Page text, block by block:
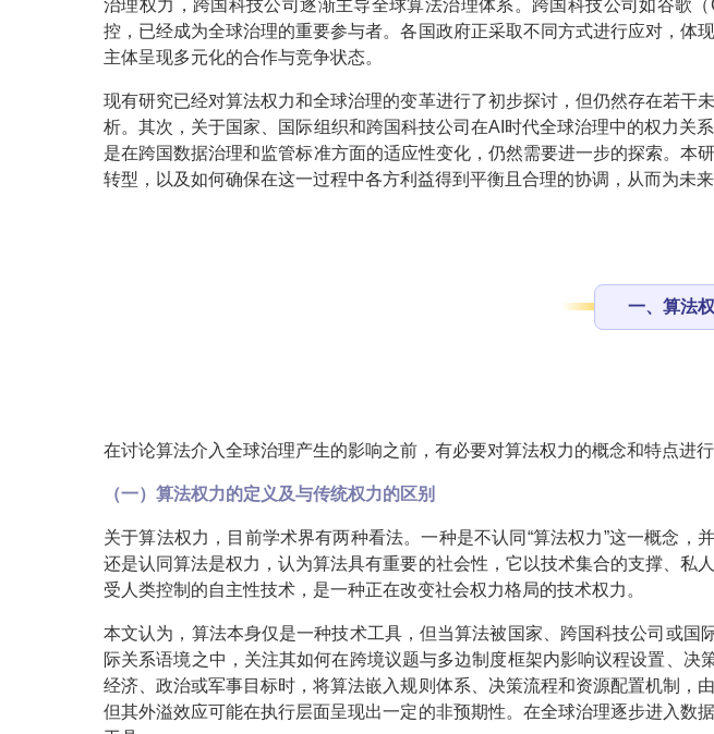
治理权力，跨国科技公司逐渐主导全球算法治理体系。跨国科技公司如谷歌
控，已经成为全球治理的重要参与者。各国政府正采取不同方式进行应对，
主体呈现多元化的合作与竞争状态。
现有研究已经对算法权力和全球治理的变革进行了初步探讨，但仍然存在若
析。其次，关于国家、国际组织和跨国科技公司在AI时代全球治理中的权力关
是在跨国数据治理和监管标准方面的适应性变化，仍然需要进一步的探索。
转型，以及如何确保在这一过程中各方利益得到平衡且合理的协调，从而为未
一、算法
在讨论算法介入全球治理产生的影响之前，有必要对算法权力的概念和特点进行
（一）算法权力的定义及与传统权力的区别
关于算法权力，目前学术界有两种看法。一种是不认同“算法权力”这一概念
还是认同算法是权力，认为算法具有重要的社会性，它以技术集合的支撑、
受人类控制的自主性技术，是一种正在改变社会权力格局的技术权力。
本文认为，算法本身仅是一种技术工具，但当算法被国家、跨国科技公司或国
际关系语境之中，关注其如何在跨境议题与多边制度框架内影响议程设置、
经济、政治或军事目标时，将算法嵌入规则体系、决策流程和资源配置机制，
但其外溢效应可能在执行层面呈现出一定的非预期性。在全球治理逐步进入